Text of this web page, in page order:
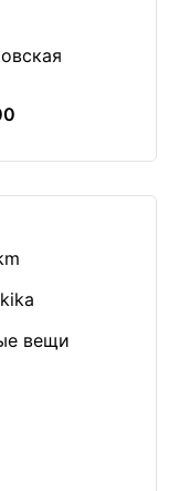
вещи